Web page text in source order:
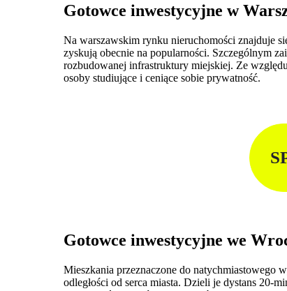
Gotowce inwestycyjne w
Na warszawskim rynku nieruchomości znajduje
zyskują obecnie na popularności. Szczególnym
rozbudowanej infrastruktury miejskiej. Ze
osoby studiujące i ceniące sobie prywatność.
Gotowce inwestycyjne we
Mieszkania przeznaczone do natychmiastowego
odległości od serca miasta. Dzieli je dystans 20-